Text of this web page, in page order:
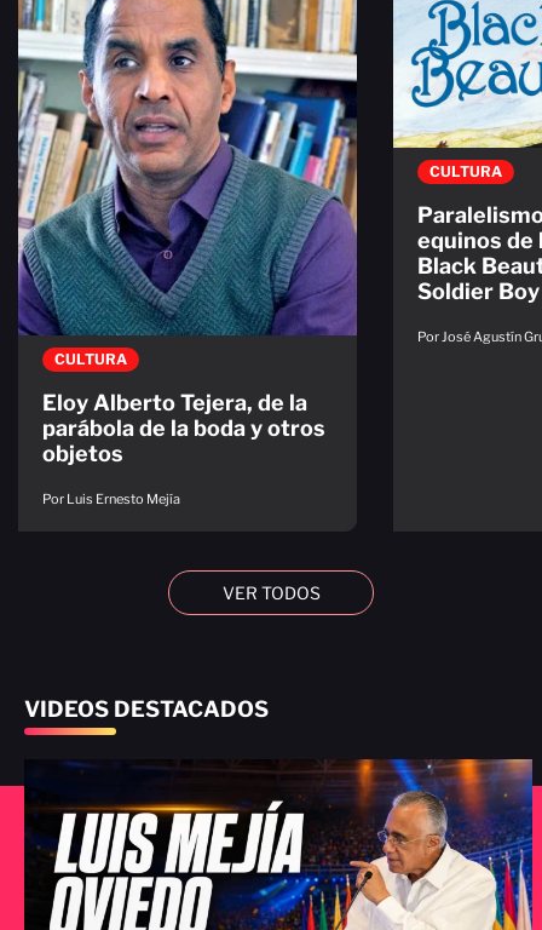
CULTURA
Eloy Alberto Tejera, de la
parábola de la boda y otros
objetos
Por Luis Ernesto Mejía
CULTURA
equinos
Black
Soldier
Por José Agustín
VER TODOS
VIDEOS DESTACADOS